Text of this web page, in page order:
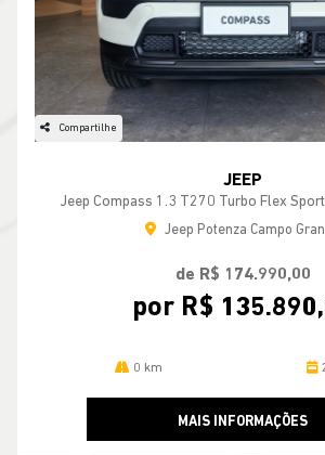
Compartilhe
JEEP
Jeep Compass 1.3 T270 Turbo Flex
Jeep Potenza Campo
de R$ 174.990,00
por R$
0 km
MAIS INFORMAÇÕES